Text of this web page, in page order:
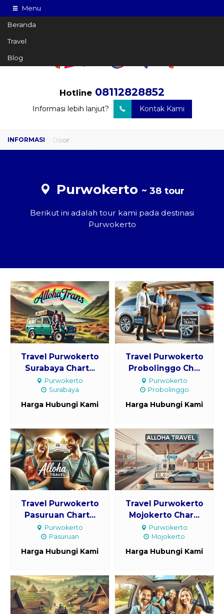
Menu
Beranda
Travel
Blog
Hotline 08112828852
Informasi lebih lanjut? Kontak Kami
Travel Door to Door
Purwokerto ~ 38 tour
Berikut ini adalah tour kami pada destinasi
Purwokerto
Travel Purwokerto
Surabaya Chart...
Purwokerto
Surabaya
Harga Hubungi Kami
Travel Purwokerto
Probolinggo Ch...
Purwokerto
Probolinggo
Harga Hubungi Kami
Travel Purwokerto
Pasuruan Chart...
Purwokerto
Pasuruan
Harga Hubungi Kami
Travel Purwokerto
Mojokerto Char...
Purwokerto
Mojokerto
Harga Hubungi Kami